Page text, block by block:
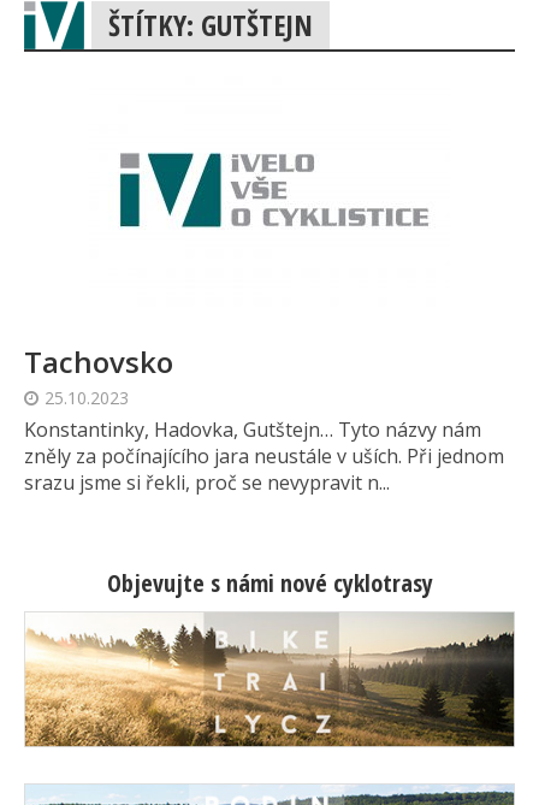
ŠTÍTKY: GUTŠTEJN
Tachovsko
25.10.2023
Konstantinky, Hadovka, Gutštejn… Tyto názvy nám
zněly za počínajícího jara neustále v uších. Při jednom
srazu jsme si řekli, proč se nevypravit n...
Objevujte s námi nové cyklotrasy